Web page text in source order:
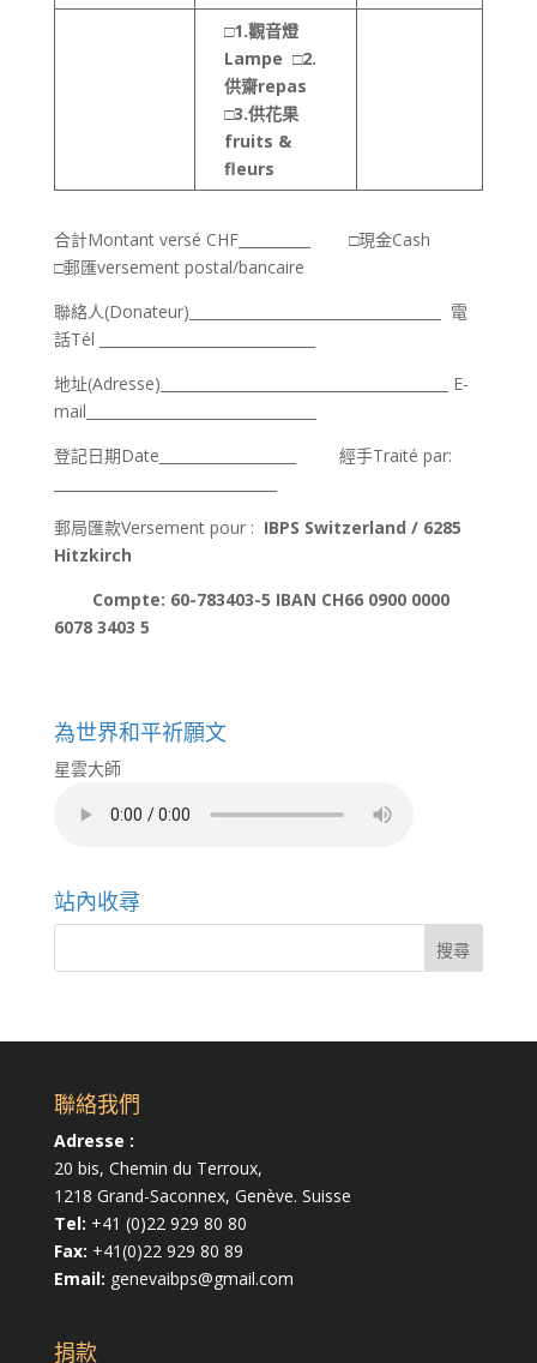
□1.觀音燈
Lampe □2.
供齋repas
□3.供花果
fruits &
fleurs
合計Montant versé CHF__________ □現金Cash
□郵匯versement postal/bancaire
聯絡人(Donateur)___________________________________ 電
話Tél ______________________________
地址(Adresse)________________________________________ E-
mail________________________________
登記日期Date___________________ 經手Traité par:
郵局匯款Versement pour : IBPS Switzerland / 6285
Hitzkirch
Compte: 60-783403-5 IBAN CH66 0900 0000
6078 3403 5
為世界和平祈願文
星雲大師
站內收尋
聯絡我們
Adresse :
20 bis, Chemin du Terroux,
1218 Grand-Saconnex, Genève. Suisse
Tel: +41 (0)22 929 80 80
Fax: +41(0)22 929 80 89
Email: genevaibps@gmail.com
捐款